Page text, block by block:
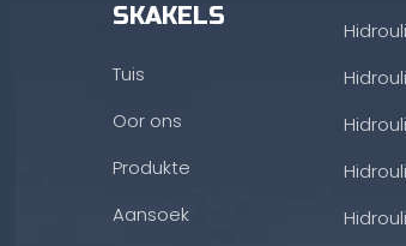
SKAKELS
Tuis
Oor ons
Produkte
Aansoek